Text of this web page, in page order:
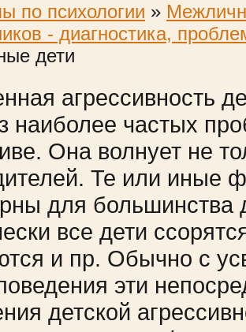
по психологии »
- диагностика,
дети
агрессивность
наиболее частых
Она волнует не
Те или иные
для большинства
все дети
и пр. Обычно с
эти
детской